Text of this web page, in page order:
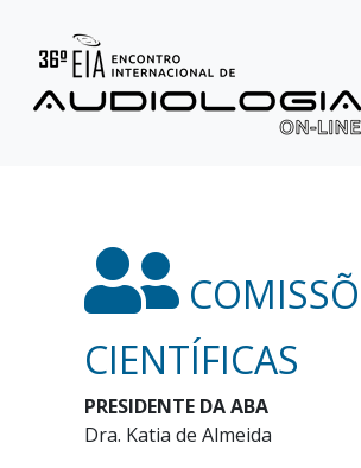
CIENTÍFICAS
PRESIDENTE DA ABA
Dra. Katia de Almeida